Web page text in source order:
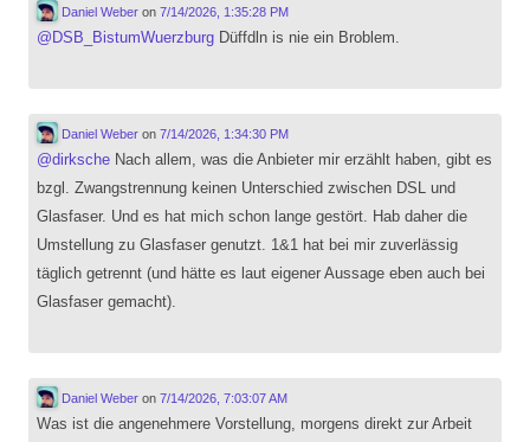
Daniel Weberon 7/14/2026, 1:35:28 PM
@ DSB_BistumWuerzburg Düffdln is nie ein Broblem.
Daniel Weberon 7/14/2026, 1:34:30 PM
@dirksche Nach allem, was die Anbieter mir erzählt haben, gibt es
bzgl. Zwangstrennung keinen Unterschied zwischen DSL und
Glasfaser. Und es hat mich schon lange gestört. Hab daher die
Umstellung zu Glasfaser genutzt. 1&1 hat bei mir zuverlässig
täglich getrennt (und hätte es laut eigener Aussage eben auch bei
Glasfaser gemacht).
Daniel Weberon 7/14/2026, 7:03:07 AM
Was ist die angenehmere Vorstellung, morgens direkt zur Arbeit